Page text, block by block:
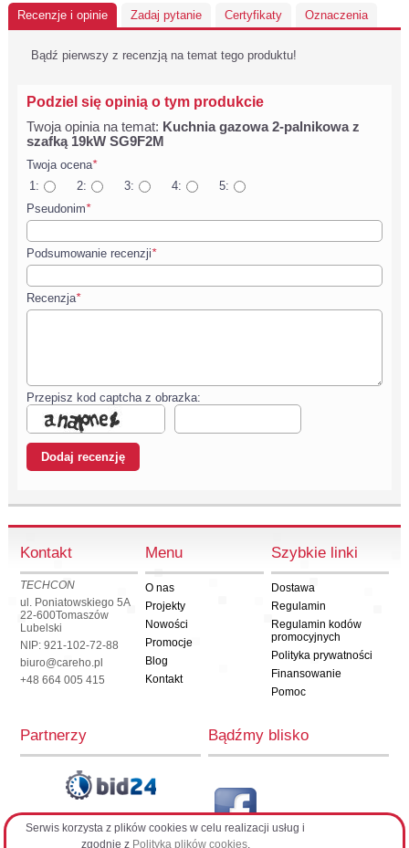
Recenzje i opinie Zadaj pytanie Certyfikaty Oznaczenia
Bądź pierwszy z recenzją na temat tego produktu!
Podziel się opinią o tym produkcie
Twoja opinia na temat: Kuchnia gazowa 2-palnikowa z
szafką 19kW SG9F2M
Twoja ocena*
1:
2: 3: 4:
5:
Pseudonim*
Podsumowanie recenzji*
Recenzja*
Przepisz kod captcha z obrazka:
Kontakt
TECHCON
ul. Poniatowskiego 5A
22-600Tomaszów
Lubelski
NIP: 921-102-72-88
biuro@careho.pl
+48 664 005 415
Menu
O nas
Projekty
Nowości
Promocje
Blog
Kontakt
Szybkie linki
Dostawa
Regulamin
Regulamin kodów
promocyjnych
Polityka prywatności
Finansowanie
Pomoc
Partnerzy Bądźmy blisko
CarehoPL
Serwis korzysta z plików cookies w celu realizacji usług i
zgodnie z Polityką plików cookies.